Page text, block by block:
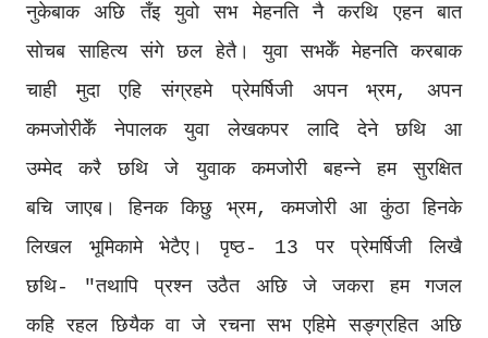
नुकेबाक अछि तँइ युवो सभ मेहनति नै करथि एहन बात
सोचब साहित्य संगे छल हेतै। युवा सभकेँ मेहनति करबाक
चाही मुदा एहि संग्रहमे प्रेमर्षिजी अपन भ्रम, अपन
कमजोरीकेँ नेपालक युवा लेखकपर लादि देने छथि आ
उम्मेद करै छथि जे युवाक कमजोरी बहन्ने हम सुरक्षित
बचि जाएब। हिनक किछु भ्रम, कमजोरी आ कुंठा हिनके
लिखल भूमिकामे भेटैए। पृष्ठ- 13 पर प्रेमर्षिजी लिखै
छथि- "तथापि प्रश्न उठैत अछि जे जकरा हम गजल
कहि रहल छियैक वा जे रचना सभ एहिमे सङ्ग्रहित अछि